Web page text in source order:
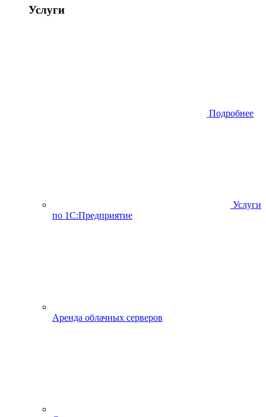
Услуги
Подробнее
Услуги
по 1С:Предприятие
Аренда облачных серверов